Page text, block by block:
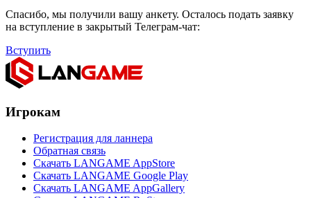
Спасибо, мы получили вашу анкету. Осталось подать заявку
на вступление в закрытый Телеграм-чат:
Вступить
Игрокам
Регистрация для ланнера
Обратная связь
Скачать LANGAME AppStore
Скачать LANGAME Google Play
Скачать LANGAME AppGallery